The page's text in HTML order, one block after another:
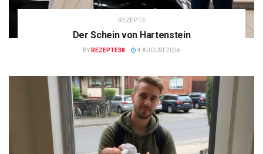
REZEPTE
Der Schein von Hartenstein
BY REZEPTE38 4 AUGUST 2026